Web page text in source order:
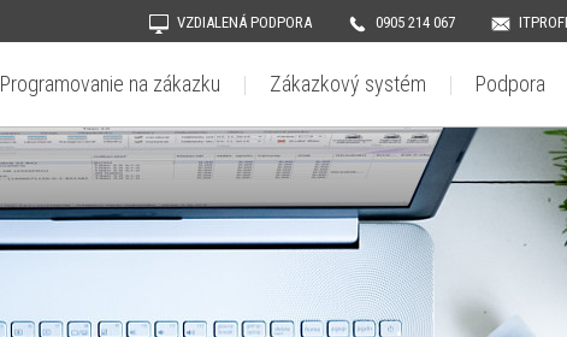
VZDIALENÁ PODPORA 0905 214 067
Programovanie na zákazku Zákazkový systém Podpora